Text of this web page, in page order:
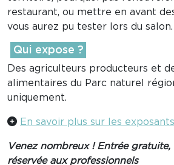
restaurant, ou mettre en avant
vous aurez pu tester lors du salon.
Qui expose ?
Des agriculteurs producteurs et
alimentaires du Parc naturel
uniquement.
En savoir plus sur les
Venez nombreux ! Entrée
réservée aux professionnels